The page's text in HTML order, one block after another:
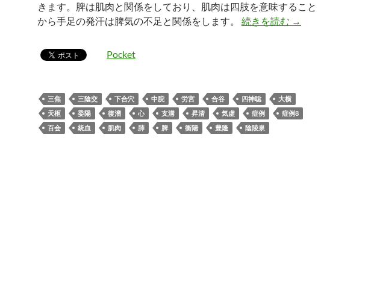
きます。脾は肌肉と関係をしており、肌肉は四肢を意味すること
から手足の発汗は脾気の不足と関係をします。 続きを読む 症例8_解説と治療
→
Pocket
三焦 三陰交 下合穴 中脘 労宮 合谷 四神聡
大横
天枢
委陽 復溜 心 支溝 昇清 気虚 症例
症例8
百会
統血 肌肉 肺 脾 衝陽 豊隆 陰陵泉